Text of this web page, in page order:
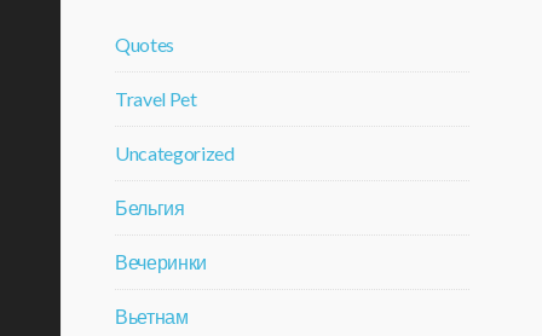
Quotes
Travel Pet
Uncategorized
Бельгия
Вечеринки
Вьетнам